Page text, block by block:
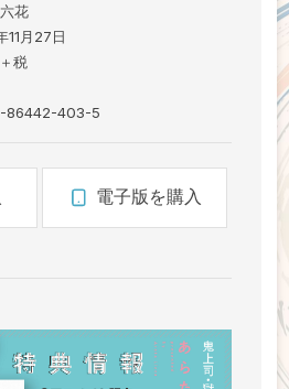
花
11月27日
税
86442-403-5
電子版を購入